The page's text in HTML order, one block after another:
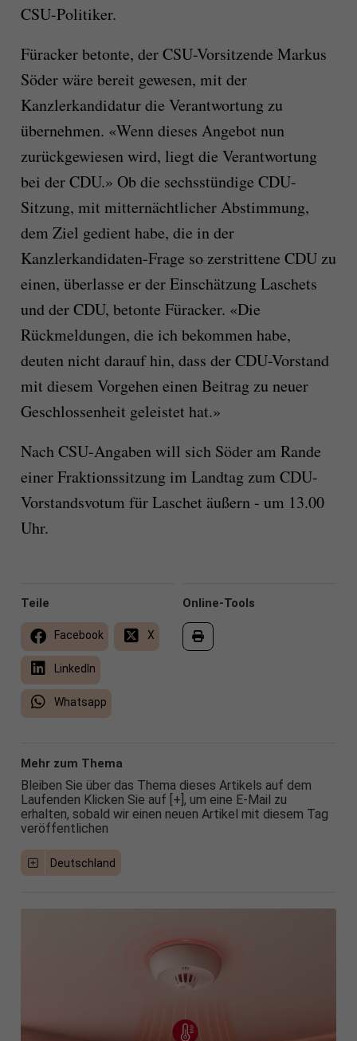
CSU-Politiker.
Füracker betonte, der CSU-Vorsitzende Markus
Söder wäre bereit gewesen, mit der
Kanzlerkandidatur die Verantwortung zu
übernehmen. «Wenn dieses Angebot nun
zurückgewiesen wird, liegt die Verantwortung
bei der CDU.» Ob die sechsstündige CDU-
Sitzung, mit mitternächtlicher Abstimmung,
dem Ziel gedient habe, die in der
Kanzlerkandidaten-Frage so zerstrittene CDU zu
einen, überlasse er der Einschätzung Laschets
und der CDU, betonte Füracker. «Die
Rückmeldungen, die ich bekommen habe,
deuten nicht darauf hin, dass der CDU-Vorstand
mit diesem Vorgehen einen Beitrag zu neuer
Geschlossenheit geleistet hat.»
Nach CSU-Angaben will sich Söder am Rande
einer Fraktionssitzung im Landtag zum CDU-
Vorstandsvotum für Laschet äußern - um 13.00
Uhr.
Online-Tools
Teile
Facebook X
LinkedIn
Whatsapp
Mehr zum Thema
Bleiben Sie über das Thema dieses Artikels auf dem
Laufenden Klicken Sie auf [+], um eine E-Mail zu
erhalten, sobald wir einen neuen Artikel mit diesem Tag
veröffentlichen
Deutschland